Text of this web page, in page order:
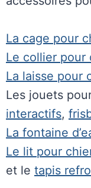
La cage pour
Le collier pour
La laisse pour
Les jouets
interactifs,
La fontaine
Le lit pour
et le tapis